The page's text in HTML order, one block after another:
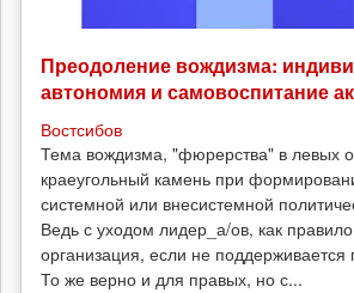
Преодоление вождизма:
автономия и самовоспитание
Востсибов
Тема вождизма, "фюрерства" в левых
краеугольный камень при
системной или внесистемной
Ведь с уходом лидер_а/ов, как
организация, если не поддерживается
То же верно и для правых, но с...